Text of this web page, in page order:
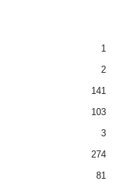
1
2
141
103
3
274
81